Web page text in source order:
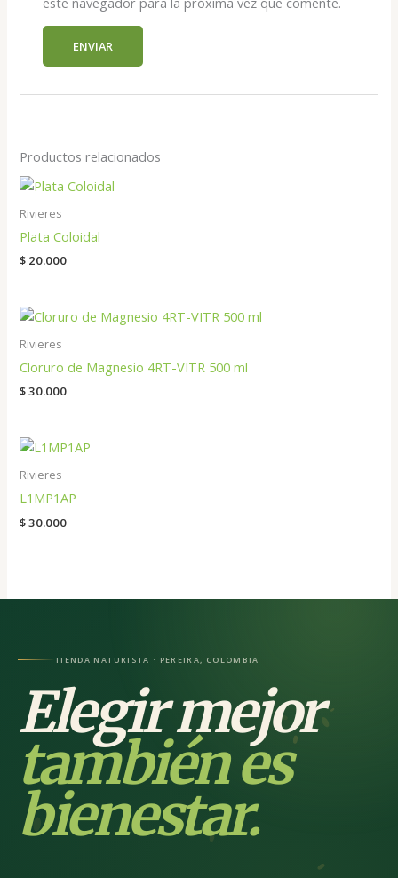
Productos relacionados
Rivieres
Plata Coloidal
$ 20.000
Rivieres
Cloruro de Magnesio 4RT-VITR 500 ml
$30.000
Rivieres
L1MP1AP
$30.000
TIENDA NATURISTA · PEREIRA, COLOMBIA
Elegir mejor
también es
bienestar.